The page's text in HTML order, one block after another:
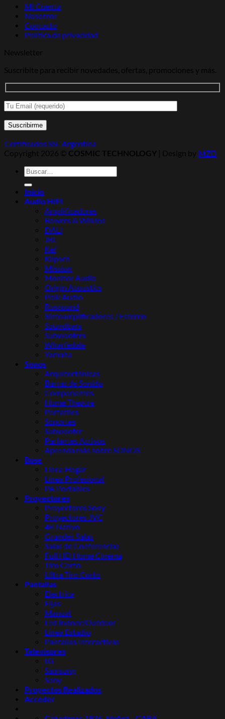
Mi Cuenta
Nosotros
Contacto
Política de privacidad
Newsletter
Suscribite para recibir novedades, ofertas, promociones y más.
Certificados SSL Argentina
Copyright 2026 © COSMIC TECHNOLOGY | Design by MZD
Buscar
por:
Inicio
Audio HIFI
Amplificadores
Bowers & Wilkins
DALI
JBL
Kef
Klipsch
Mission
Monitor Audio
Origin Acoustics
Polk Audio
Russound
Sintoamplificadores / Estereo
Soundbars
Subwoofers
Wharfedale
Yamaha
Sonos
Arquitectónicas
Barras de Sonido
Componentes
Home Theatre
Portátiles
Soportes
Subwoofer
Parlantes Activos
Aprenda más sobre SONOS
Bose
Línea Hogar
Línea Profesional
PA Portables
Proyectores
Proyectores Sony
Proyectores JVC
4K Nativo
Grandes Salas
Salas de Conferencias
Full HD Home Cinema
Tiro Corto
Ultra Tiro Corto
Pantallas
Electrica
Fijas
Manual
Led Indoor/Outdoor
Línea Estadio
Pantallas Interactivas
Televisores
LG
Samsung
Sony
Proyectos Realizados
Acceder